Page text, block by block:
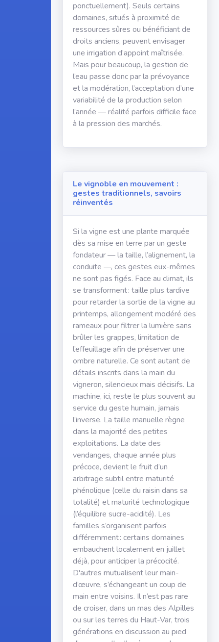
ponctuellement). Seuls certains
domaines, situés à proximité de
ressources sûres ou bénéficiant de
droits anciens, peuvent envisager
une irrigation d’appoint maîtrisée.
Mais pour beaucoup, la gestion de
l’eau passe donc par la prévoyance
et la modération, l’acceptation d’une
variabilité de la production selon
l’année — réalité parfois difficile face
à la pression des marchés.
Le vignoble en mouvement :
gestes traditionnels, savoirs
réinventés
Si la vigne est une plante marquée
dès sa mise en terre par un geste
fondateur — la taille, l’alignement, la
conduite —, ces gestes eux-mêmes
ne sont pas figés. Face au climat, ils
se transforment : taille plus tardive
pour retarder la sortie de la vigne au
printemps, allongement modéré des
rameaux pour filtrer la lumière sans
brûler les grappes, limitation de
l’effeuillage afin de préserver une
ombre naturelle. Ce sont autant de
détails inscrits dans la main du
vigneron, silencieux mais décisifs. La
machine, ici, reste le plus souvent au
service du geste humain, jamais
l’inverse. La taille manuelle règne
dans la majorité des petites
exploitations. La date des
vendanges, chaque année plus
précoce, devient le fruit d’un
arbitrage subtil entre maturité
phénolique (celle du raisin dans sa
totalité) et maturité technologique
(l’équilibre sucre-acidité). Les
familles s’organisent parfois
différemment : certains domaines
embauchent localement en juillet
déjà, pour anticiper la précocité.
D'autres mutualisent leur main-
d’œuvre, s’échangeant un coup de
main entre voisins. Il n’est pas rare
de croiser, dans un mas des Alpilles
ou sur les terres du Haut-Var, trois
générations en discussion au pied